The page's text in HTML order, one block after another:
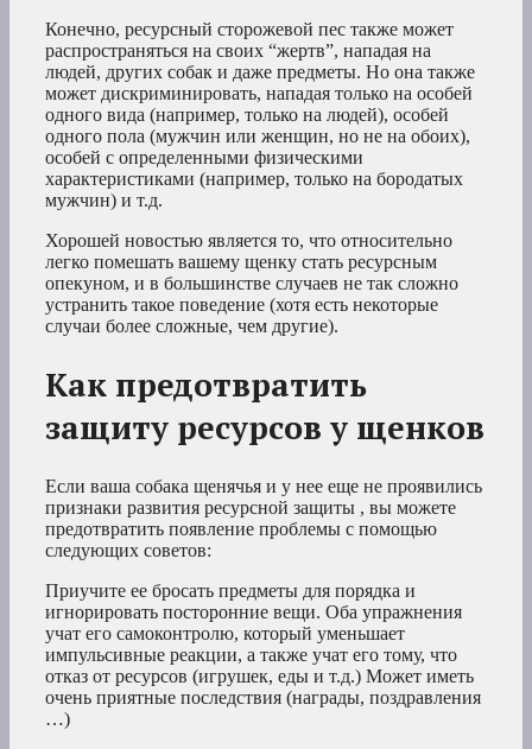
Конечно, ресурсный сторожевой пес также может
распространяться на своих “жертв”, нападая на
людей, других собак и даже предметы. Но она также
может дискриминировать, нападая только на особей
одного вида (например, только на людей), особей
одного пола (мужчин или женщин, но не на обоих),
особей с определенными физическими
характеристиками (например, только на бородатых
мужчин) и т.д.
Хорошей новостью является то, что относительно
легко помешать вашему щенку стать ресурсным
опекуном, и в большинстве случаев не так сложно
устранить такое поведение (хотя есть некоторые
случаи более сложные, чем другие).
Как предотвратить
защиту ресурсов у щенков
Если ваша собака щенячья и у нее еще не проявились
признаки развития ресурсной защиты , вы можете
предотвратить появление проблемы с помощью
следующих советов:
Приучите ее бросать предметы для порядка и
игнорировать посторонние вещи. Оба упражнения
учат его самоконтролю, который уменьшает
импульсивные реакции, а также учат его тому, что
отказ от ресурсов (игрушек, еды и т.д.) Может иметь
очень приятные последствия (награды, поздравления
…)